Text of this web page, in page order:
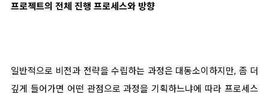
프로젝트의 전체 진행 프로세스와 방향
일반적으로 비전과 전략을 수립하는 과정은 대동소이하지만, 좀 더
깊게 들어가면 어떤 관점으로 과정을 기획하느냐에 따라 프로세스